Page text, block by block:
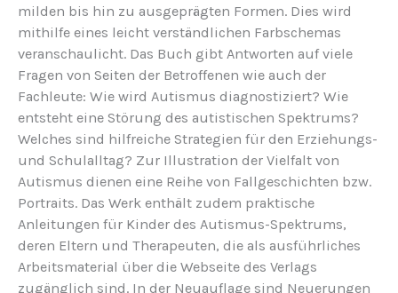
milden bis hin zu ausgeprägten Formen. Dies wird
mithilfe eines leicht verständlichen Farbschemas
veranschaulicht. Das Buch gibt Antworten auf viele
Fragen von Seiten der Betroffenen wie auch der
Fachleute: Wie wird Autismus diagnostiziert? Wie
entsteht eine Störung des autistischen Spektrums?
Welches sind hilfreiche Strategien für den Erziehungs-
und Schulalltag? Zur Illustration der Vielfalt von
Autismus dienen eine Reihe von Fallgeschichten bzw.
Portraits. Das Werk enthält zudem praktische
Anleitungen für Kinder des Autismus-Spektrums,
deren Eltern und Therapeuten, die als ausführliches
Arbeitsmaterial über die Webseite des Verlags
zugänglich sind. In der Neuauflage sind Neuerungen